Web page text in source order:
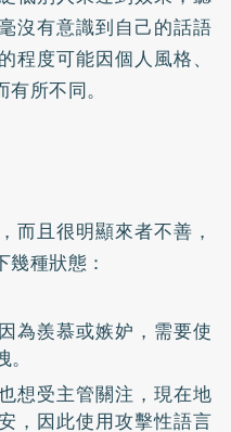
沒有意識到自己的話語
程度可能因個人風格、
所不同。
而且很明顯來者不善，
種狀態：
為羨慕或嫉妒，需要使
想受主管關注，現在地
，因此使用攻擊性語言